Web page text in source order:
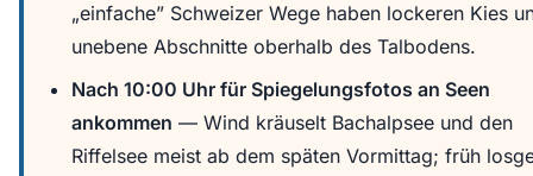
„einfache” Schweizer Wege haben lockeren Kies
unebene Abschnitte oberhalb des Talbodens.
Nach 10:00 Uhr für Spiegelungsfotos an Seen
ankommen — Wind kräuselt Bachalpsee und den
Riffelsee meist ab dem späten Vormittag; früh